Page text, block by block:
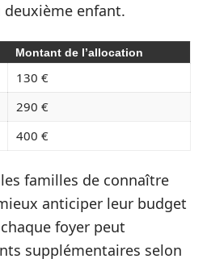
enfant.
Montant de l’allocation
130 €
290 €
400 €
familles de connaître
anticiper leur budget
foyer peut
supplémentaires selon